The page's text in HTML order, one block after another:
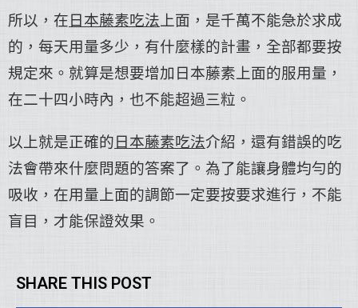
所以，在 日本藤素吃法上面，是千萬不能急於求成
的，每天用量多少，有什麼樣的計畫，全部都要按
規定來。就算是想要增加日本藤素上面的服用量，
在二十四小時內，也不能超過三粒。
以上就是正確的 日本藤素吃法介紹，還有錯誤的吃
法會帶來什麼問題的答案了。為了能讓身體均勻的
吸收，在用量上面的調節一定要按要求進行，不能
盲目，才能保證效果。
SHARE THIS POST